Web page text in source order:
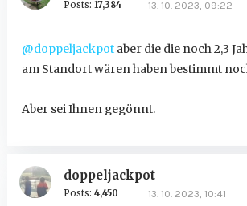
Posts: 17,384 13. 10. 2023, 09:22
@doppeljackpotaber die die noch 2,3
am Standort wären haben bestimmt
Aber sei Ihnen gegönnt.
doppeljackpot
Posts: 4,450 13. 10. 2023, 10:41